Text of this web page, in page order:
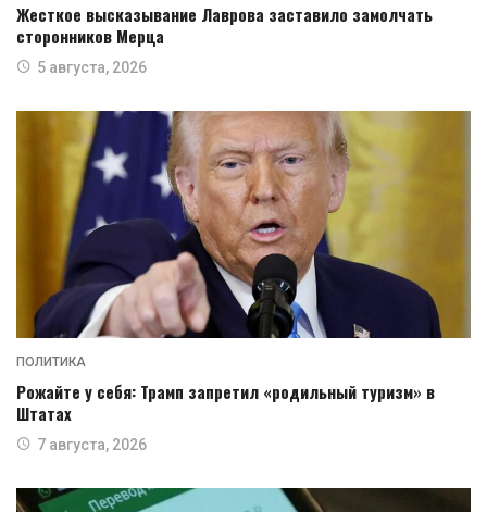
Жесткое высказывание Лаврова заставило замолчать
сторонников Мерца
5 августа, 2026
ПОЛИТИКА
Рожайте у себя: Трамп запретил «родильный туризм» в
Штатах
7 августа, 2026